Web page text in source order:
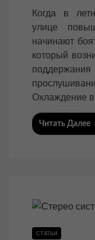
s
t
e
d
o
n
Когда в
улице
начинают
который
Охлаждение
Читать Далее
СТАТЬИ